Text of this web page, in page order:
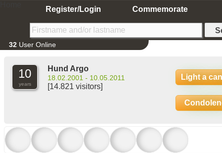
Register/Login Commemorate
32 User Online
10
years
Hund Argo
18.02.2001 - 10.05.2011
[14.821 visitors]
Light a